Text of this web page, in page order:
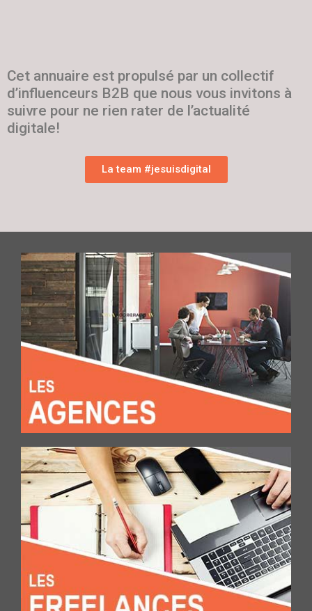
Cet annuaire est propulsé par un collectif
d’influenceurs B2B que nous vous invitons à
suivre pour ne rien rater de l’actualité
digitale!
La team #jesuisdigital